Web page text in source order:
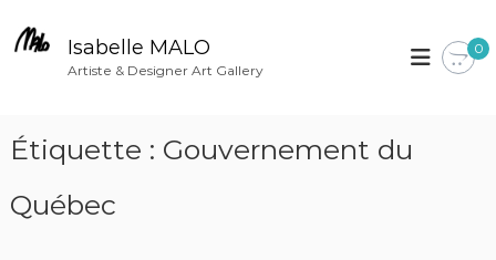
Isabelle MALO
Artiste & Designer Art Gallery
0
Étiquette : Gouvernement du
Québec